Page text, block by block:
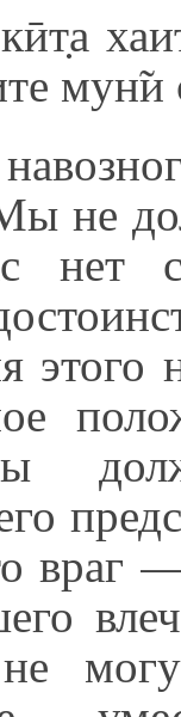
не
нет
этого
враг